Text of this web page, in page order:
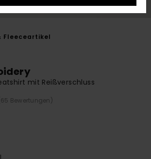
Fleeceartikel
mit Reißverschluss
Bewertungen)